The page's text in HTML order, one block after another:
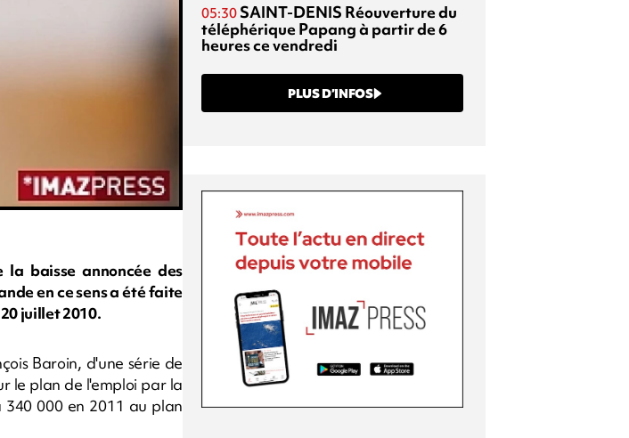
baisse annoncée des
en ce sens a été faite
juillet 2010.
Baroin, d'une série de
le plan de l'emploi par la
000 en 2011 au plan
05:30 SAINT-DENIS Réouverture du
téléphérique Papang à partir de 6
heures ce vendredi
PLUS D’INFOS